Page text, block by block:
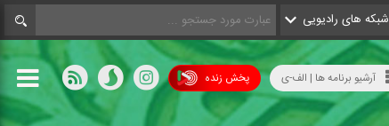
شبکه های رادیویی
پخش زنده آرشیو برنامه ها | الف-ی